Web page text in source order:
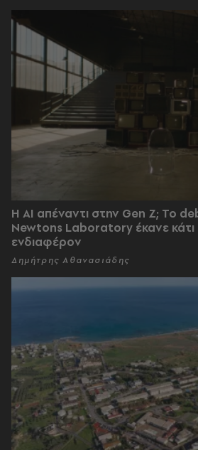
Η AI απέναντι στην Gen Z; Το
Newtons Laboratory έκανε κάτι
ενδιαφέρον
Δημήτρης Αθανασιάδης